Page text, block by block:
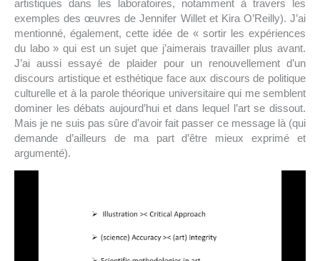
artistiques dans les laboratoires, notamment à travers les
exemples des œuvres de Jennifer Willet et Kira O’Reilly). J’ai
mentionné, également, cette idée de « sortir les expériences
du labo » qui est un sujet que j’aimerais travailler plus avant.
J’ai aussi essayé de plaider pour un renouvellement d’un
discours artistique et esthétique face aux discours de politique
culturelle et à la parole théorique universitaire qui me semblent
dominer les débats aujourd’hui et dans lequel l’art se dissout.
Mais je ne suis pas sûre d’avoir fait passer ce message là (qui
demande d’ailleurs de ma part d’être mieux exprimé et
argumenté).